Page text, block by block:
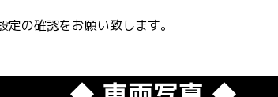
の確認をお願い致します。